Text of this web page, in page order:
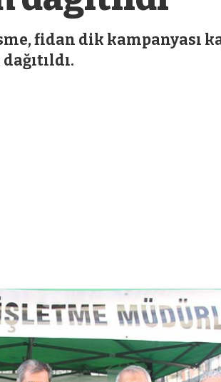
fidan dik kampanyası